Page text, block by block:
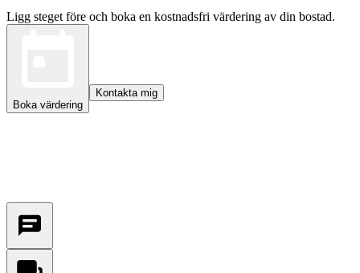
Ligg steget före och boka en kostnadsfri värdering av din bostad.
Boka värdering
Kontakta mig